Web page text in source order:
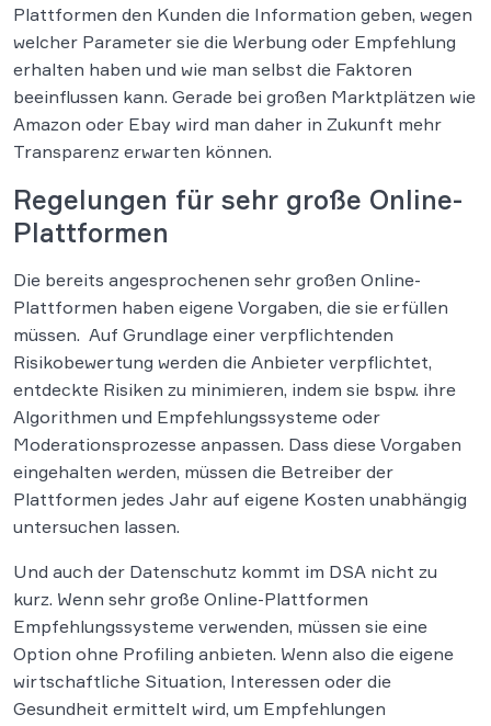
Plattformen den Kunden die Information geben, wegen
welcher Parameter sie die Werbung oder Empfehlung
erhalten haben und wie man selbst die Faktoren
beeinflussen kann. Gerade bei großen Marktplätzen wie
Amazon oder Ebay wird man daher in Zukunft mehr
Transparenz erwarten können.
Regelungen für sehr große Online-
Plattformen
Die bereits angesprochenen sehr großen Online-
Plattformen haben eigene Vorgaben, die sie erfüllen
müssen. Auf Grundlage einer verpflichtenden
Risikobewertung werden die Anbieter verpflichtet,
entdeckte Risiken zu minimieren, indem sie bspw. ihre
Algorithmen und Empfehlungssysteme oder
Moderationsprozesse anpassen. Dass diese Vorgaben
eingehalten werden, müssen die Betreiber der
Plattformen jedes Jahr auf eigene Kosten unabhängig
untersuchen lassen.
Und auch der Datenschutz kommt im DSA nicht zu
kurz. Wenn sehr große Online-Plattformen
Empfehlungssysteme verwenden, müssen sie eine
Option ohne Profiling anbieten. Wenn also die eigene
wirtschaftliche Situation, Interessen oder die
Gesundheit ermittelt wird, um Empfehlungen